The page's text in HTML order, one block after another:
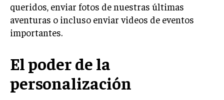
queridos, enviar fotos de nuestras últimas
aventuras o incluso enviar videos de eventos
importantes.
El poder de la
personalización